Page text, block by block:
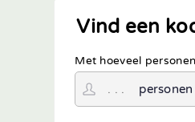
Vind een
Met hoeveel
personen